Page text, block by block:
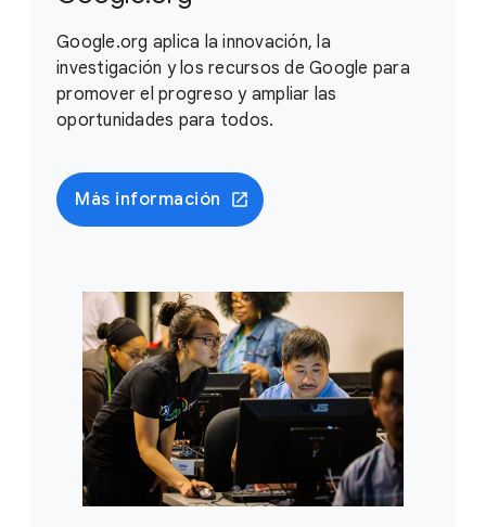
Google.org aplica la innovación, la
investigación y los recursos de Google para
promover el progreso y ampliar las
oportunidades para todos.
Más información